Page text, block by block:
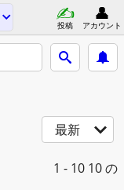
投稿 アカウント
最新
1 - 10 10 の